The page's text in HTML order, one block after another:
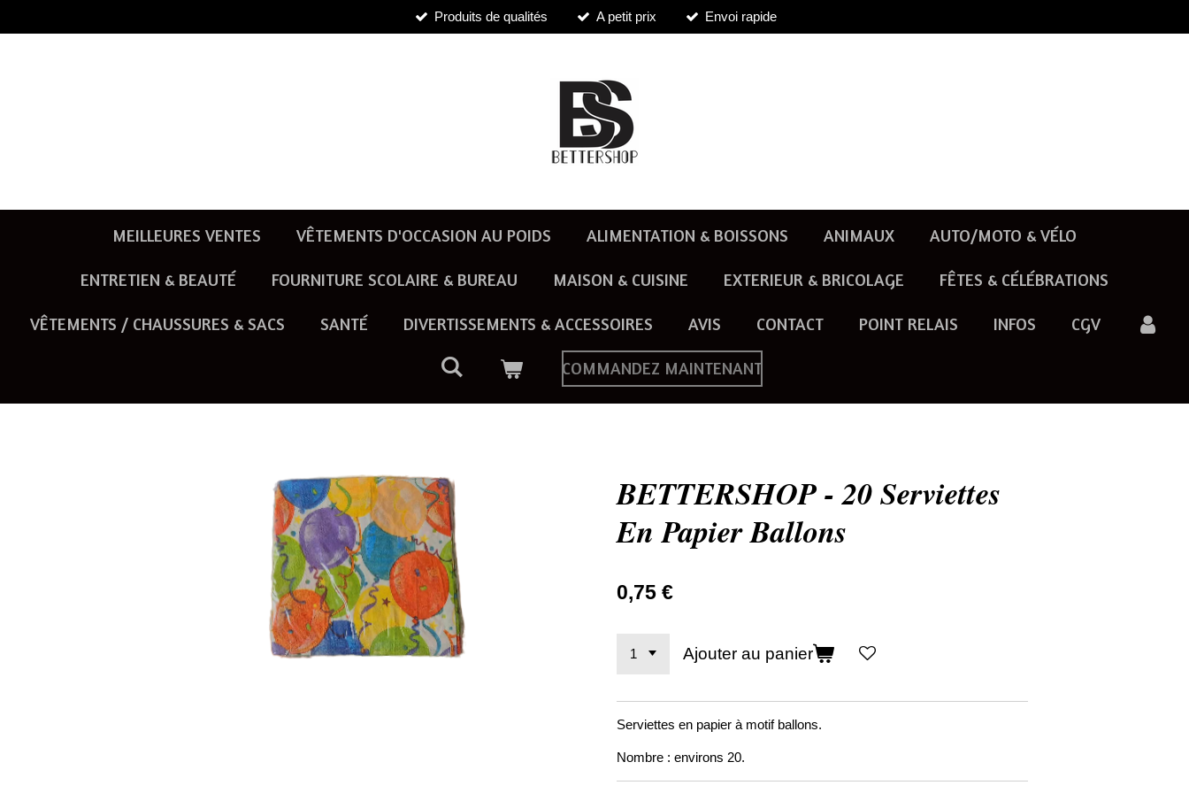
au
Produits de qualités A petit prix Envoi rapide
MEILLEURES VENTES VÊTEMENTS D'OCCASION AU POIDS ALIMENTATION & BOISSONS ANIMAUX AUTO/MOTO & VÉLO
ENTRETIEN & BEAUTÉ FOURNITURE SCOLAIRE & BUREAU MAISON & CUISINE EXTERIEUR & BRICOLAGE FÊTES & CÉLÉBRATIONS
VÊTEMENTS / CHAUSSURES & SACS SANTÉ DIVERTISSEMENTS & ACCESSOIRES AVIS CONTACT POINT RELAIS INFOS CGV
COMMANDEZ MAINTENANT
BETTERSHOP - 20 Serviettes
En Papier Ballons
0,75 €
Ajouter au panier
Serviettes en papier à motif ballons.
Nombre : environs 20.